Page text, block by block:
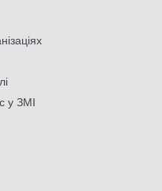
у ЗМІ